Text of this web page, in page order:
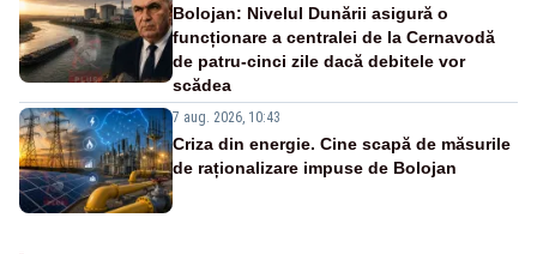
Bolojan: Nivelul Dunării asigură o
funcționare a centralei de la Cernavodă
de patru-cinci zile dacă debitele vor
scădea
7 aug. 2026, 10:43
Criza din energie. Cine scapă de măsurile
de raționalizare impuse de Bolojan